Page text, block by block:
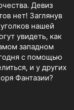
Девиз
нет! Заглянув
нашей
увидеть, как
западном
с помощью
и у других
Фантазии?